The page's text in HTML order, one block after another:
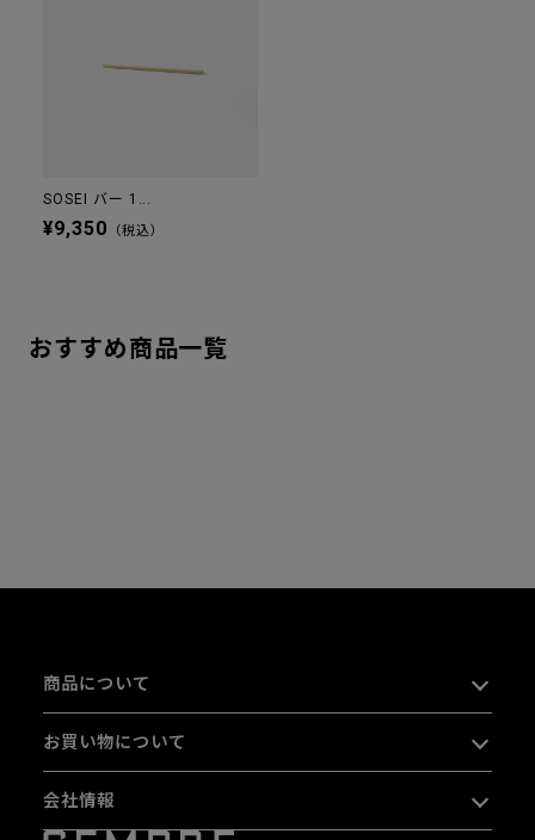
SOSEI バー 1...
¥9,350 （税込）
おすすめ商品一覧
商品について
お買い物について
会社情報